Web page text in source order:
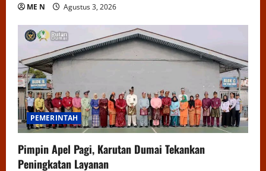
ME N Agustus 3, 2026
PEMERINTAH
Pimpin Apel Pagi, Karutan Dumai Tekankan
Peningkatan Layanan